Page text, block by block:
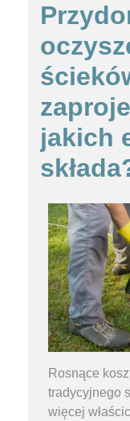
jakich
Rosnące
tradycyjnego
więcej